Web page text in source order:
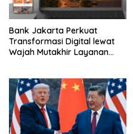
Bank Jakarta Perkuat
Transformasi Digital lewat
Wajah Mutakhir Layanan